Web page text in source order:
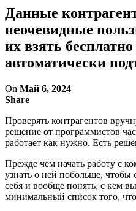
Данные
неочевидные
их взять
автоматически
On Май 6, 2024
Share
Проверять контрагентов
решение от программистов
работает как нужно. Есть
Прежде чем начать работу с
узнать о ней побольше, чтобы
себя и вообще понять, с кем
минимальный список того, что